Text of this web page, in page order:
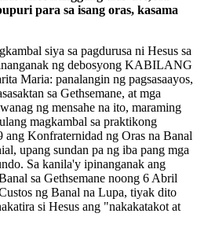
para sa isang oras, kasama
siya sa pagdurusa ni Hesus sa
ng debosyong KABILANG
Maria: panalangin ng pagsasaayos,
sa Gethsemane, at mga
ng mensahe na ito, maraming
magkambal sa praktikong
ang Konfraternidad ng Oras na Banal
upang sundan pa ng iba pang mga
Sa kanila'y ipinanganak ang
sa Gethsemane noong 6 Abril
ng Banal na Lupa, tiyak dito
si Hesus ang "nakakatakot at